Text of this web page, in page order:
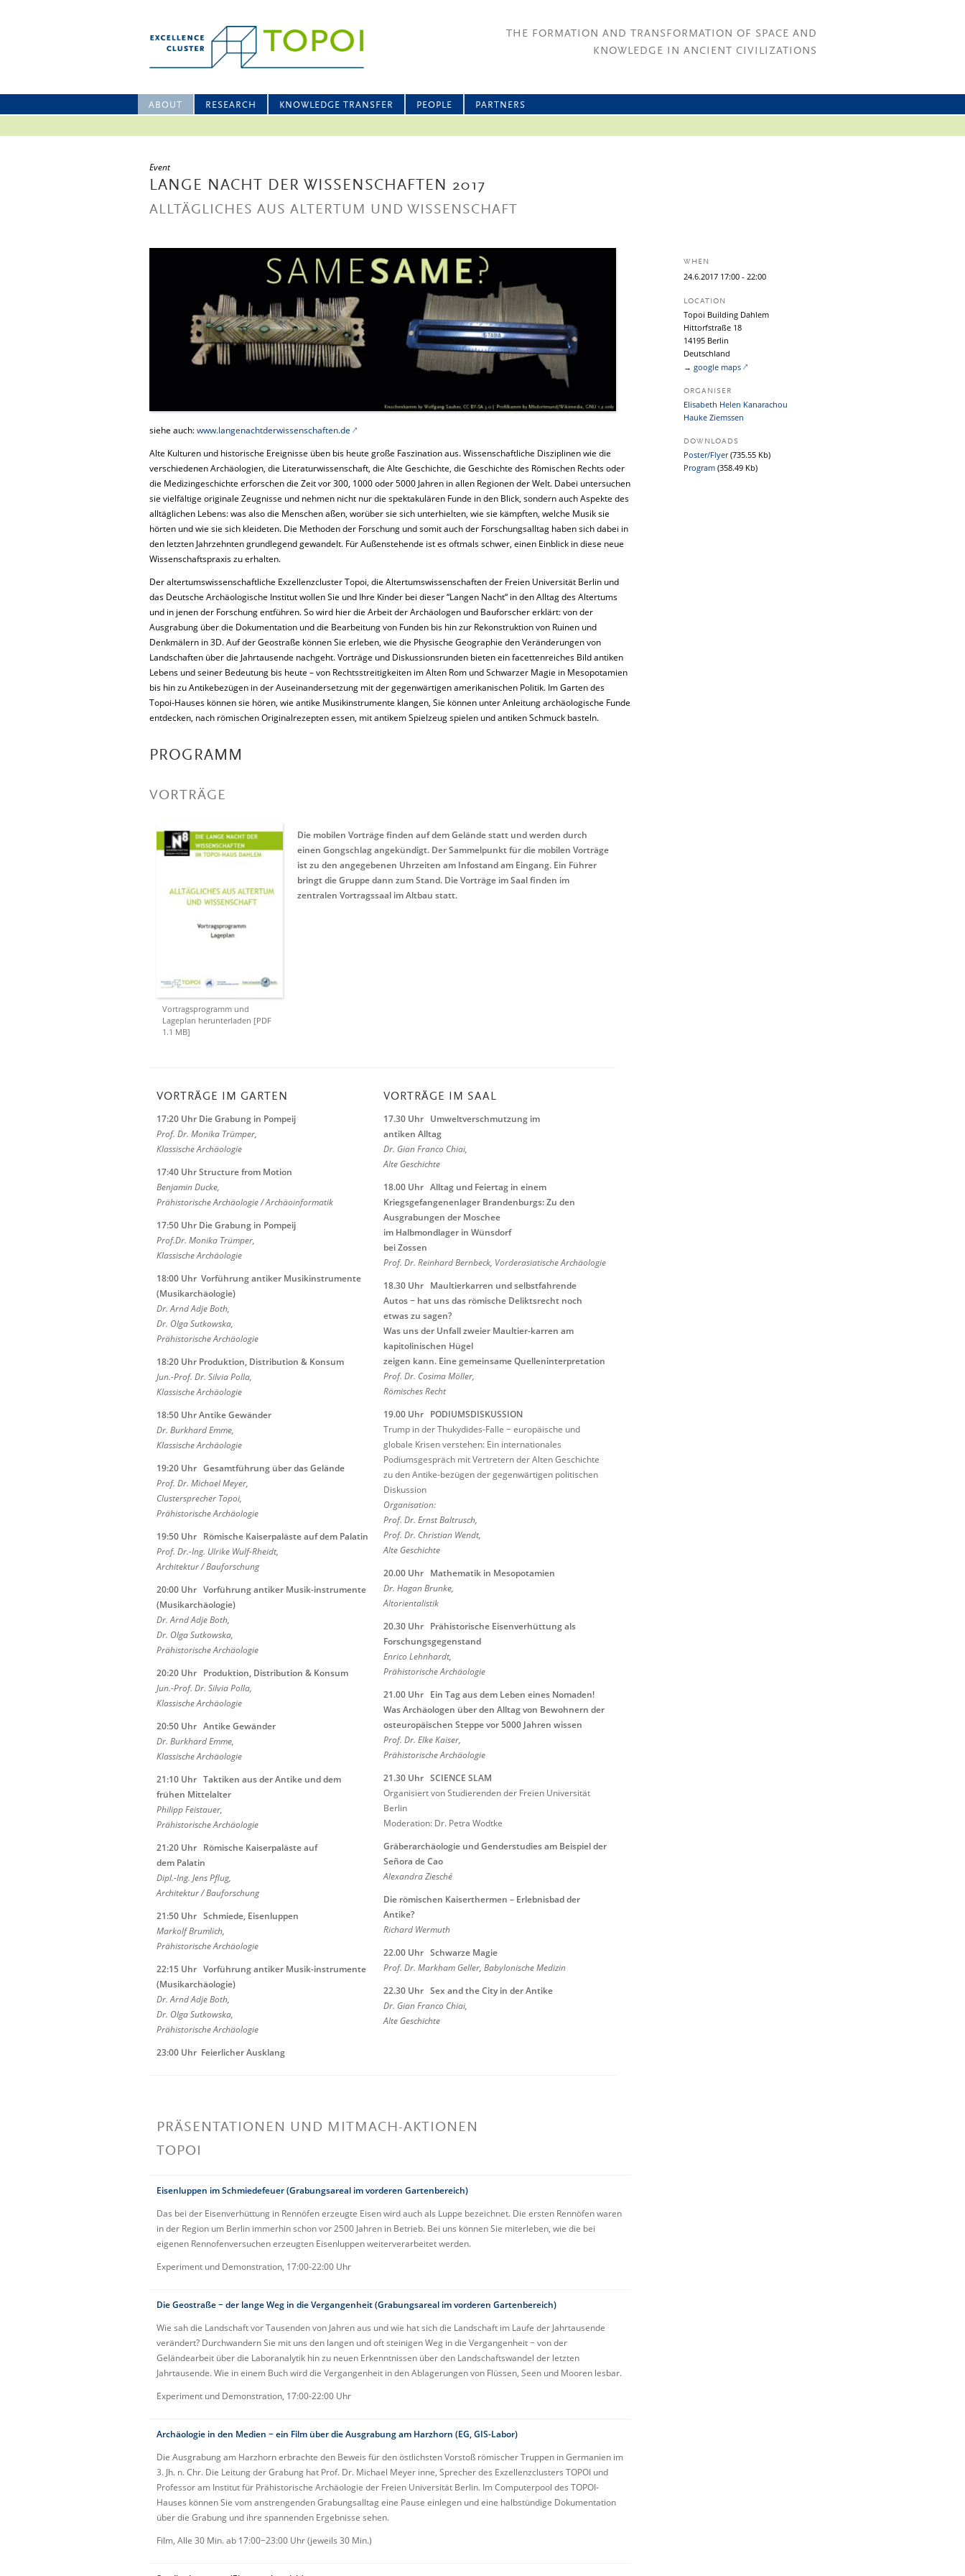
THE FORMATION AND TRANSFORMATION OF SPACE AND
KNOWLEDGE IN ANCIENT CIVILIZATIONS
ABOUT RESEARCH KNOWLEDGE TRANSFER PEOPLE PARTNERS
Event
LANGE NACHT DER WISSENSCHAFTEN 2017
ALLTÄGLICHES AUS ALTERTUM UND WISSENSCHAFT
siehe auch:www.langenachtderwissenschaften.de
Alte Kulturen und historische Ereignisse üben bis heute große Faszination aus. Wissenschaftliche Disziplinen wie die
verschiedenen Archäologien, die Literaturwissenschaft, die Alte Geschichte, die Geschichte des Römischen Rechts oder
die Medizingeschichte erforschen die Zeit vor 300, 1000 oder 5000 Jahren in allen Regionen der Welt. Dabei untersuchen
sie vielfältige originale Zeugnisse und nehmen nicht nur die spektakulären Funde in den Blick, sondern auch Aspekte des
alltäglichen Lebens: was also die Menschen aßen, worüber sie sich unterhielten, wie sie kämpften, welche Musik sie
hörten und wie sie sich kleideten. Die Methoden der Forschung und somit auch der Forschungsalltag haben sich dabei in
den letzten Jahrzehnten grundlegend gewandelt. Für Außenstehende ist es oftmals schwer, einen Einblick in diese neue
Wissenschaftspraxis zu erhalten.
Der altertumswissenschaftliche Exzellenzcluster Topoi, die Altertumswissenschaften der Freien Universität Berlin und
das Deutsche Archäologische Institut wollen Sie und Ihre Kinder bei dieser “Langen Nacht“ in den Alltag des Altertums
und in jenen der Forschung entführen. So wird hier die Arbeit der Archäologen und Bauforscher erklärt: von der
Ausgrabung über die Dokumentation und die Bearbeitung von Funden bis hin zur Rekonstruktion von Ruinen und
Denkmälern in 3D. Auf der Geostraße können Sie erleben, wie die Physische Geographie den Veränderungen von
Landschaften über die Jahrtausende nachgeht. Vorträge und Diskussionsrunden bieten ein facettenreiches Bild antiken
Lebens und seiner Bedeutung bis heute – von Rechtsstreitigkeiten im Alten Rom und Schwarzer Magie in Mesopotamien
bis hin zu Antikebezügen in der Auseinandersetzung mit der gegenwärtigen amerikanischen Politik. Im Garten des
Topoi-Hauses können sie hören, wie antike Musikinstrumente klangen, Sie können unter Anleitung archäologische Funde
entdecken, nach römischen Originalrezepten essen, mit antikem Spielzeug spielen und antiken Schmuck basteln.
PROGRAMM
VORTRÄGE
Vortragsprogramm und
Lageplan herunterladen [PDF
1.1 MB]
Die mobilen Vorträge finden auf dem Gelände statt und werden durch
einen Gongschlag angekündigt. Der Sammelpunkt für die mobilen Vorträge
ist zu den angegebenen Uhrzeiten am Infostand am Eingang. Ein Führer
bringt die Gruppe dann zum Stand. Die Vorträge im Saal finden im
zentralen Vortragssaal im Altbau statt.
VORTRÄGE IM GARTEN
17:20 Uhr Die Grabung in Pompeij
Prof. Dr. Monika Trümper,
Klassische Archäologie
17:40 Uhr Structure from Motion
Benjamin Ducke,
Prähistorische Archäologie / Archäoinformatik
17:50 Uhr Die Grabung in Pompeij
Prof.Dr. Monika Trümper,
Klassische Archäologie
18:00 Uhr Vorführung antiker Musikinstrumente
(Musikarchäologie)
Dr. Arnd Adje Both,
Dr. Olga Sutkowska,
Prähistorische Archäologie
18:20 Uhr Produktion, Distribution & Konsum
Jun.-Prof. Dr. Silvia Polla,
Klassische Archäologie
18:50 UhrAntike Gewänder
Dr. BurkhardEmme,
Klassische Archäologie
19:20 Uhr Gesamtführung über dasGelände
Prof. Dr. MichaelMeyer,
Clustersprecher Topoi,
Prähistorische Archäologie
19:50 Uhr Römische Kaiserpaläste auf dem Palatin
Prof. Dr.-Ing. Ulrike Wulf-Rheidt,
Architektur / Bauforschung
20:00 Uhr Vorführung antiker Musik-instrumente
(Musikarchäologie)
Dr. ArndAdjeBoth,
Dr. OlgaSutkowska,
Prähistorische Archäologie
20:20 Uhr Produktion, Distribution & Konsum
Jun.-Prof. Dr. SilviaPolla,
Klassische Archäologie
20:50 Uhr AntikeGewänder
Dr. BurkhardEmme,
Klassische Archäologie
21:10 Uhr Taktiken aus der Antike und dem
frühen Mittelalter
PhilippFeistauer,
Prähistorische Archäologie
21:20 Uhr Römische Kaiserpaläste auf
dem Palatin
Dipl.-Ing. Jens Pflug,
Architektur / Bauforschung
21:50 Uhr Schmiede, Eisenluppen
MarkolfBrumlich,
Prähistorische Archäologie
22:15 Uhr Vorführung antiker Musik-instrumente
(Musikarchäologie)
Dr. ArndAdjeBoth,
Dr. OlgaSutkowska,
Prähistorische Archäologie
23:00 Uhr Feierlicher Ausklang
VORTRÄGE IM SAAL
17.30 Uhr Umweltverschmutzung im
antiken Alltag
Dr. Gian Franco Chiai,
Alte Geschichte
18.00 Uhr Alltag und Feiertag in einem
Kriegsgefangenenlager Brandenburgs:Zu den
Ausgrabungen der Moschee
im Halbmondlager in Wünsdorf
bei Zossen
Prof. Dr. ReinhardBernbeck, Vorderasiatische Archäologie
18.30 Uhr Maultierkarren und selbstfahrende
Autos − hat uns das römische Deliktsrecht noch
etwas zu sagen?
Was uns der Unfall zweier Maultier-karren am
kapitolinischen Hügel
zeigen kann. Eine gemeinsame Quelleninterpretation
Prof. Dr. Cosima Möller,
Römisches Recht
19.00 Uhr PODIUMSDISKUSSION
Trump in der Thukydides-Falle − europäische und
globale Krisen verstehen: Ein internationales
Podiumsgespräch mit Vertretern der Alten Geschichte
zu den Antike-bezügen der gegenwärtigen politischen
Diskussion
Organisation:
Prof. Dr. ErnstBaltrusch,
Prof. Dr. Christian Wendt,
Alte Geschichte
20.00 Uhr Mathematik in Mesopotamien
Dr. HaganBrunke,
Altorientalistik
20.30 Uhr Prähistorische Eisenverhüttung als
Forschungsgegenstand
Enrico Lehnhardt,
Prähistorische Archäologie
21.00 Uhr Ein Tag aus dem Leben eines Nomaden!
Was Archäologen über den Alltag von Bewohnern der
osteuropäischen Steppe vor 5000 Jahren wissen
Prof. Dr. Elke Kaiser,
Prähistorische Archäologie
21.30 Uhr SCIENCE SLAM
Organisiert von Studierenden der Freien Universität
Berlin
Moderation: Dr. Petra Wodtke
Gräberarchäologie und Genderstudies am Beispiel der
Señora de Cao
AlexandraZiesché
Die römischen Kaiserthermen – Erlebnisbad der
Antike?
Richard Wermuth
22.00 Uhr Schwarze Magie
Prof. Dr. Markham Geller, Babylonische Medizin
22.30 Uhr Sex and the City in der Antike
Dr. Gian Franco Chiai,
Alte Geschichte
PRÄSENTATIONEN UND MITMACH-AKTIONEN
TOPOI
Eisenluppen im Schmiedefeuer (Grabungsareal im vorderen Gartenbereich)
Das bei der Eisenverhüttung in Rennöfen erzeugte Eisen wird auch als Luppe bezeichnet. Die ersten Rennöfen waren
in der Region um Berlin immerhin schon vor 2500 Jahren in Betrieb. Bei uns können Sie miterleben, wie die bei
eigenen Rennofenversuchen erzeugten Eisenluppen weiterverarbeitet werden.
Experiment und Demonstration, 17:00-22:00 Uhr
Die Geostraße − der lange Weg in die Vergangenheit (Grabungsareal im vorderen Gartenbereich)
Wie sah die Landschaft vor Tausenden von Jahren aus und wie hat sich die Landschaft im Laufe der Jahrtausende
verändert? Durchwandern Sie mit uns den langen und oft steinigen Weg in die Vergangenheit − von der
Geländearbeit über die Laboranalytik hin zu neuen Erkenntnissen über den Landschaftswandel der letzten
Jahrtausende. Wie in einem Buch wird die Vergangenheit in den Ablagerungen von Flüssen, Seen und Mooren lesbar.
Experiment und Demonstration, 17:00-22:00 Uhr
Archäologie in den Medien − ein Film über die Ausgrabung am Harzhorn (EG, GIS-Labor)
Die Ausgrabung am Harzhorn erbrachte den Beweis für den östlichsten Vorstoß römischer Truppen in Germanien im
3. Jh. n. Chr. Die Leitung der Grabung hat Prof. Dr. Michael Meyer inne, Sprecher des Exzellenzclusters TOPOI und
Professor am Institut für Prähistorische Archäologie der Freien Universität Berlin. Im Computerpool des TOPOI-
Hauses können Sie vom anstrengenden Grabungsalltag eine Pause einlegen und eine halbstündige Dokumentation
über die Grabung und ihre spannenden Ergebnisse sehen.
Film, Alle 30 Min. ab 17:00−23:00 Uhr (jeweils 30 Min.)
WHEN
24.6.2017 17:00 - 22:00
LOCATION
Topoi Building Dahlem
Hittorfstraße 18
14195 Berlin
Deutschland
→ google maps
ORGANISER
Elisabeth Helen Kanarachou
Hauke Ziemssen
DOWNLOADS
Poster/Flyer(735.55 Kb)
Program (358.49 Kb)